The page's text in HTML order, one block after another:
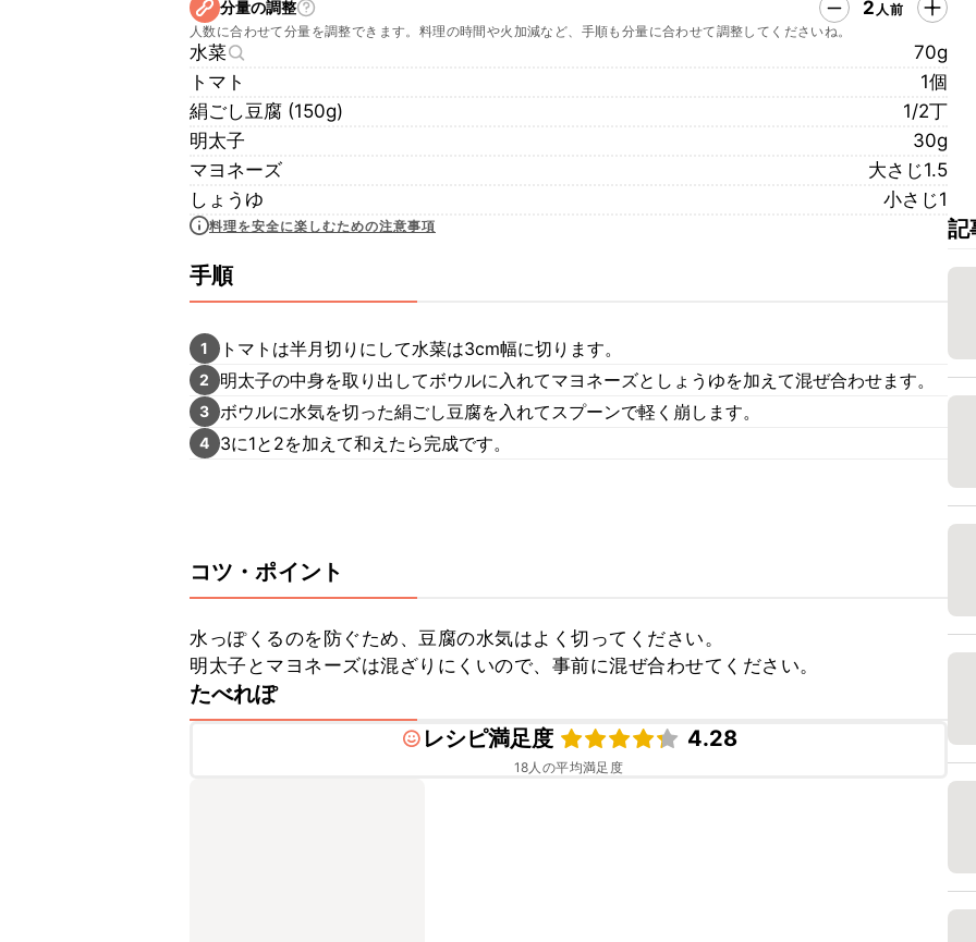
分量の調整 2 人前
人数に合わせて分量を調整できます。料理の時間や火加減など、手順も分量に合わせて調整してくださいね。
水菜
70g
トマト
1個
絹ごし豆腐 (150g)
1/2丁
明太子
30g
マヨネーズ
大さじ1.5
しょうゆ
小さじ1
料理を安全に楽しむための注意事項
手順
1 トマトは半月切りにして水菜は3cm幅に切ります。
2 明太子の中身を取り出してボウルに入れてマヨネーズとしょうゆを加えて混ぜ合わせます。
3 ボウルに水気を切った絹ごし豆腐を入れてスプーンで軽く崩します。
4 3に1と2を加えて和えたら完成です。
コツ・ポイント
水っぽくるのを防ぐため、豆腐の水気はよく切ってください。
明太子とマヨネーズは混ざりにくいので、事前に混ぜ合わせてください。
たべれぽ
レシピ満足度
4.28
18人の平均満足度
記